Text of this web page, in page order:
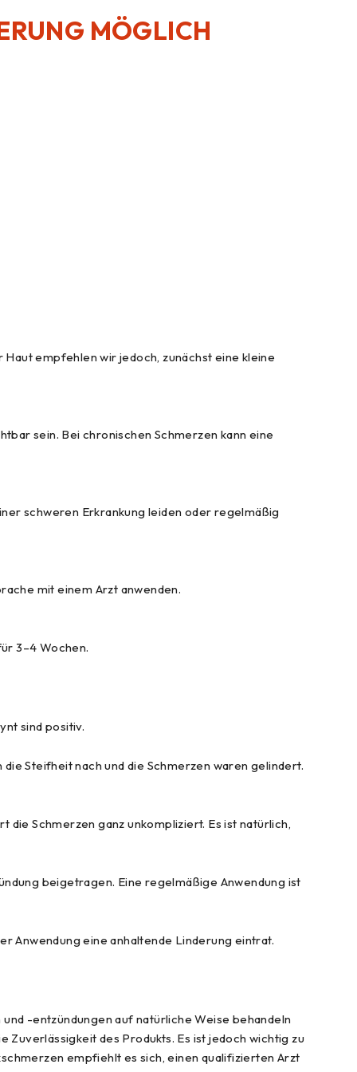
MÖGLICH
empfehlen wir jedoch, zunächst eine kleine
sein. Bei chronischen Schmerzen kann eine
schweren Erkrankung leiden oder regelmäßig
mit einem Arzt anwenden.
3–4 Wochen.
sind positiv.
Steifheit nach und die Schmerzen waren gelindert.
Schmerzen ganz unkompliziert. Es ist natürlich,
beigetragen. Eine regelmäßige Anwendung ist
Anwendung eine anhaltende Linderung eintrat.
-entzündungen auf natürliche Weise behandeln
des Produkts. Es ist jedoch wichtig zu
empfiehlt es sich, einen qualifizierten Arzt